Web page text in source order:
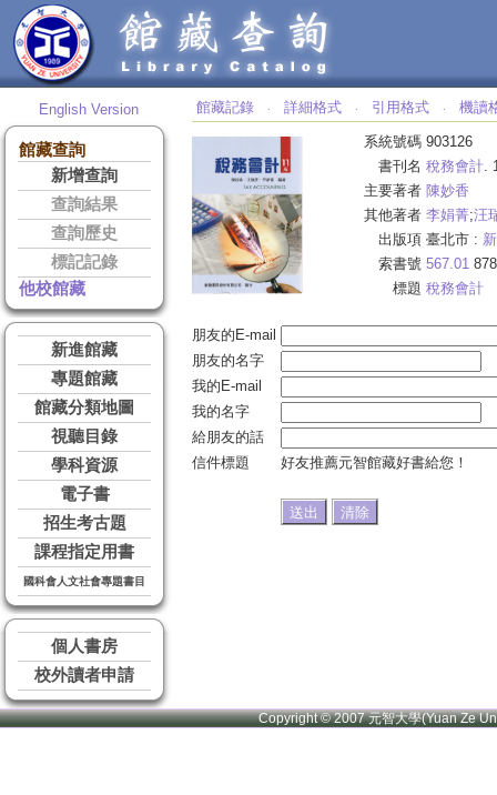
English Version
館藏查詢
新增查詢
查詢結果
查詢歷史
標記記錄
他校館藏
新進館藏
專題館藏
館藏分類地圖
視聽目錄
學科資源
電子書
招生考古題
課程指定用書
國科會人文社會專題書目
個人書房
校外讀者申請
館藏記錄 ‧ 詳細格式 ‧ 引用格式 ‧ 機讀
系統號碼 903126
書刊名 稅務會計.
主要著者 陳妙香
其他著者 李娟菁;汪
出版項 臺北市 :
索書號 567.01
標題 稅務會計
朋友的E-mail
朋友的名字
我的E-mail
我的名字
給朋友的話
信件標題
好友推薦元智館藏好書給您！
Copyright © 2007 元智大學(Yuan Ze